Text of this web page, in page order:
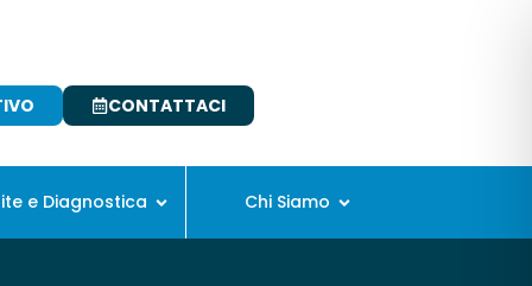
CONTATTACI
e Diagnostica Chi Siamo